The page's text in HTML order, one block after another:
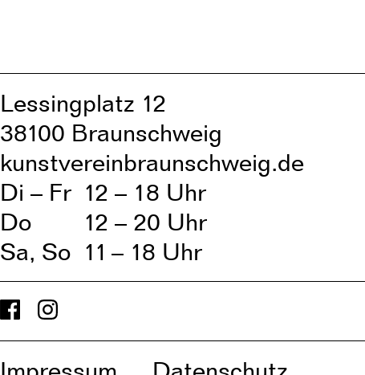
Lessingplatz 12
38100 Braunschweig
kunstvereinbraunschweig.de
Di – Fr
Do
Sa, So
12 – 18 Uhr
12 – 20 Uhr
11– 18 Uhr